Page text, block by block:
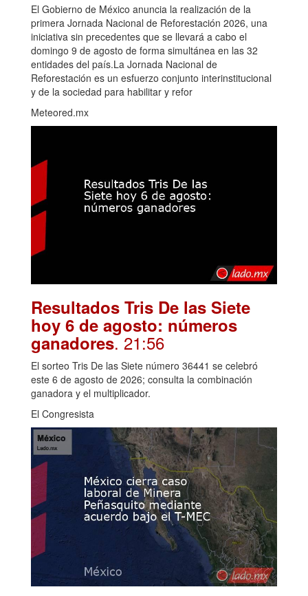
El Gobierno de México anuncia la realización de la
primera Jornada Nacional de Reforestación 2026, una
iniciativa sin precedentes que se llevará a cabo el
domingo 9 de agosto de forma simultánea en las 32
entidades del país.La Jornada Nacional de
Reforestación es un esfuerzo conjunto interinstitucional
y de la sociedad para habilitar y refor
Meteored.mx
Resultados Tris De las Siete
hoy 6 de agosto: números
ganadores. 21:56
El sorteo Tris De las Siete número 36441 se celebró
este 6 de agosto de 2026; consulta la combinación
ganadora y el multiplicador.
El Congresista